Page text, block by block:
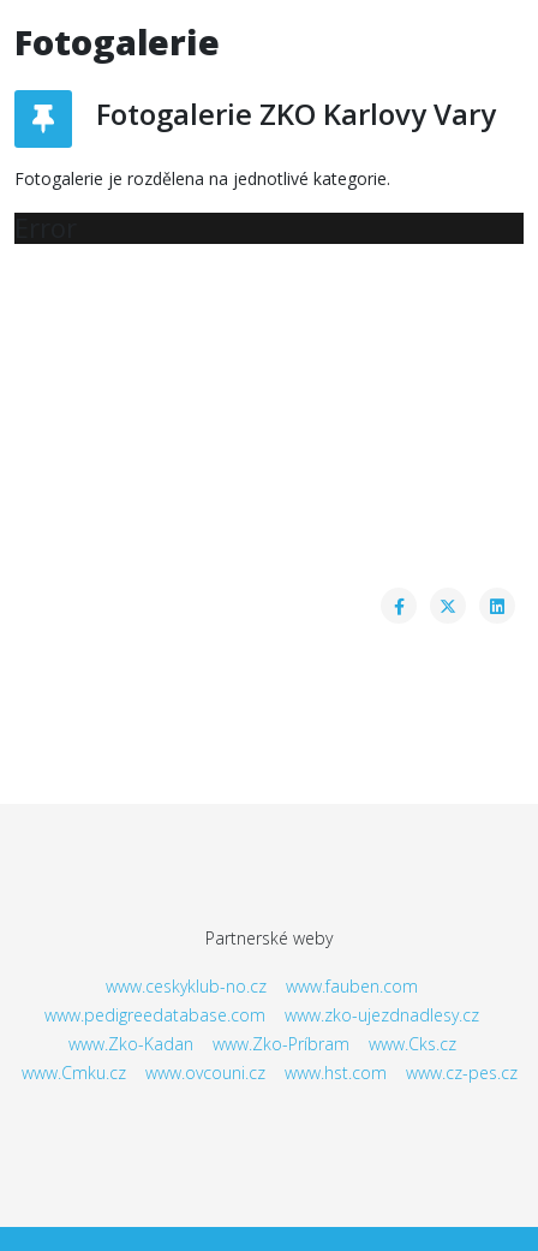
Fotogalerie
Fotogalerie ZKO Karlovy Vary
Fotogalerie je rozdělena na jednotlivé kategorie.
Partnerské weby
www.ceskyklub-no.cz
www.fauben.com
www.pedigreedatabase.com
www.zko-ujezdnadlesy.cz
www.Zko-Kadan
www.Zko-Príbram
www.Cks.cz
www.Cmku.cz
www.ovcouni.cz www.hst.com www.cz-pes.cz